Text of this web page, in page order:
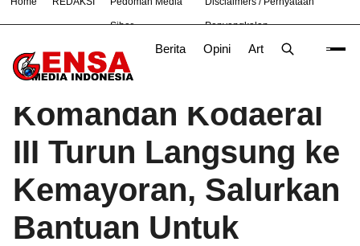
Siber Penyangkalan
Berita Opini Artikel
# Bandung Bekasi Jakarta Nasional News TNI
Beranda/Berita
Komandan Kodaeral
III Turun Langsung ke
Kemayoran, Salurkan
Bantuan Untuk